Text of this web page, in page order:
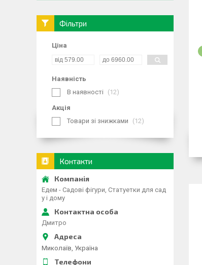
Фільтри
Ціна
Наявність
В наявності
12
Акція
Товари зі знижками
12
Контакти
Едем - Садові фігури, Статуетки для сад
у і дому
Дмитро
Миколаїв, Україна